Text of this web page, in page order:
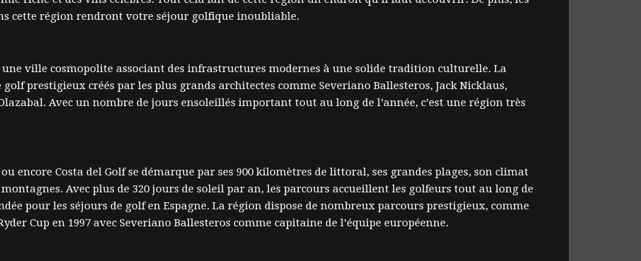
cette région rendront votre séjour golfique inoubliable.
une ville cosmopolite associant des infrastructures modernes à une solide tradition culturelle. La
prestigieux créés par les plus grands architectes comme Severiano Ballesteros, Jack Nicklaus,
Avec un nombre de jours ensoleillés important tout au long de l’année, c’est une région très
encore Costa del Golf se démarque par ses 900 kilomètres de littoral, ses grandes plages, son climat
Avec plus de 320 jours de soleil par an, les parcours accueillent les golfeurs tout au long de
pour les séjours de golf en Espagne. La région dispose de nombreux parcours prestigieux, comme
Cup en 1997 avec Severiano Ballesteros comme capitaine de l’équipe européenne.